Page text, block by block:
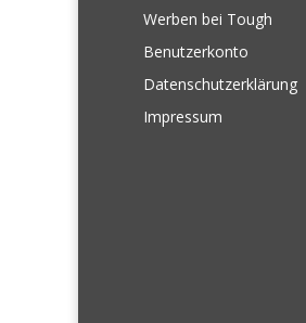
Werben bei Tough
Benutzerkonto
Datenschutzerklärung
Impressum